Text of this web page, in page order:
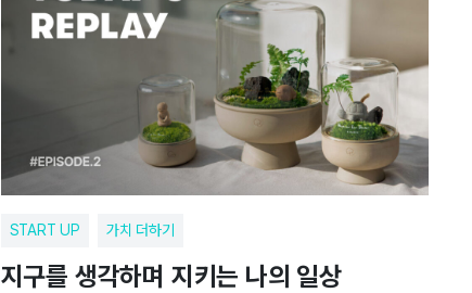
START UP 가치 더하기
지구를 생각하며 지키는 나의 일상